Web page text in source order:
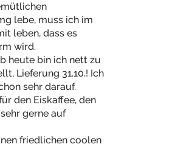
lebe, muss ich im
leben, dass es
wird.
heute bin ich nett zu
Lieferung 31.10.! Ich
sehr darauf.
den Eiskaffee, den
gerne auf
friedlichen coolen